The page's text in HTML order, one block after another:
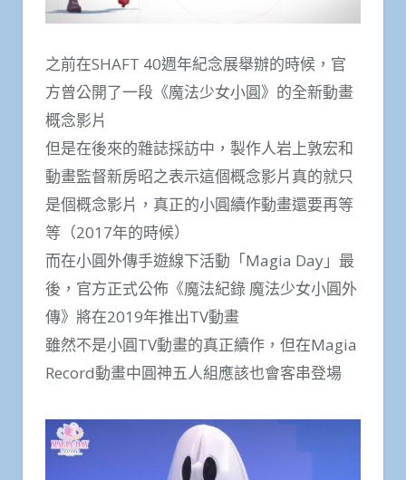
之前在SHAFT 40週年紀念展舉辦的時候，官
方曾公開了一段《魔法少女小圓》的全新動畫
概念影片
但是在後來的雜誌採訪中，製作人岩上敦宏和
動畫監督新房昭之表示這個概念影片真的就只
是個概念影片，真正的小圓續作動畫還要再等
等（2017年的時候）
而在小圓外傳手遊線下活動「Magia Day」最
後，官方正式公佈《魔法紀錄 魔法少女小圓外
傳》將在2019年推出TV動畫
雖然不是小圓TV動畫的真正續作，但在Magia
Record動畫中圓神五人組應該也會客串登場